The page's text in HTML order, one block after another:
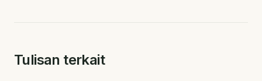
Tulisan terkait